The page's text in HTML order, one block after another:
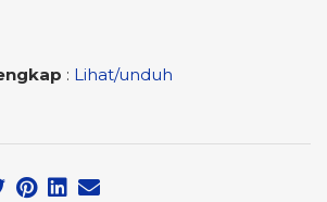
: Lihat/unduh